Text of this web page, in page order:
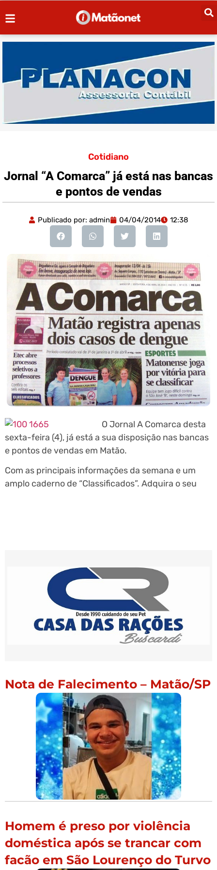
Cotidiano
Jornal “A Comarca” já está nas bancas
e pontos de vendas
Publicado por: admin 04/04/2014 12:38
O Jornal A Comarca desta
sexta-feira (4), já está a sua disposição nas bancas
e pontos de vendas em Matão.
Com as principais informações da semana e um
amplo caderno de “Classificados”. Adquira o seu
Nota de Falecimento – Matão/SP
Homem é preso por violência
doméstica após se trancar com
facão em São Lourenço do Turvo